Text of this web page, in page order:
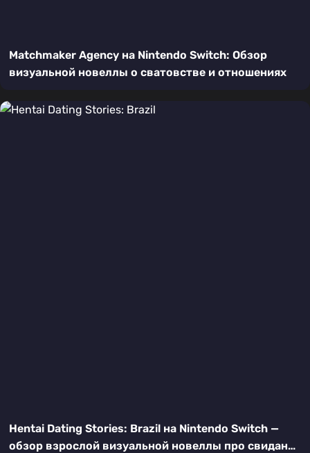
Matchmaker Agency на Nintendo Switch: Обзор
визуальной новеллы о сватовстве и отношениях
Hentai Dating Stories: Brazil на Nintendo Switch —
обзор взрослой визуальной новеллы про свидания